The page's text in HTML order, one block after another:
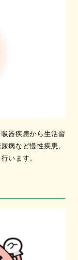
器疾患から生活習
病など慢性疾患、
います。